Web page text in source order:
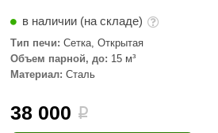
в наличии (на складе)
Тип печи: Сетка, Открытая
Объем парной, до: 15 м³
Материал: Сталь
38 000 i